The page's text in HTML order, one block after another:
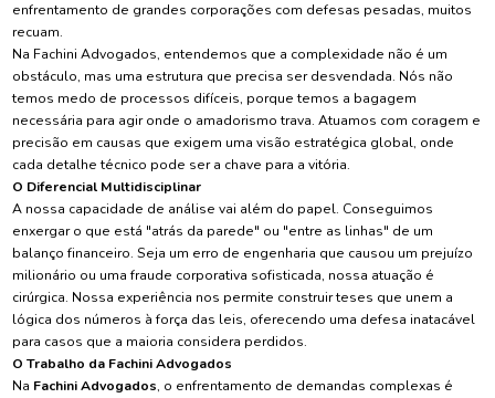
enfrentamento de grandes corporações com defesas pesadas, muitos
recuam.
Na Fachini Advogados, entendemos que a complexidade não é um
obstáculo, mas uma estrutura que precisa ser desvendada. Nós não
temos medo de processos difíceis, porque temos a bagagem
necessária para agir onde o amadorismo trava. Atuamos com coragem e
precisão em causas que exigem uma visão estratégica global, onde
cada detalhe técnico pode ser a chave para a vitória.
O Diferencial Multidisciplinar
A nossa capacidade de análise vai além do papel. Conseguimos
enxergar o que está "atrás da parede" ou "entre as linhas" de um
balanço financeiro. Seja um erro de engenharia que causou um prejuízo
milionário ou uma fraude corporativa sofisticada, nossa atuação é
cirúrgica. Nossa experiência nos permite construir teses que unem a
lógica dos números à força das leis, oferecendo uma defesa inatacável
para casos que a maioria considera perdidos.
O Trabalho da Fachini Advogados
Na Fachini Advogados, o enfrentamento de demandas complexas é